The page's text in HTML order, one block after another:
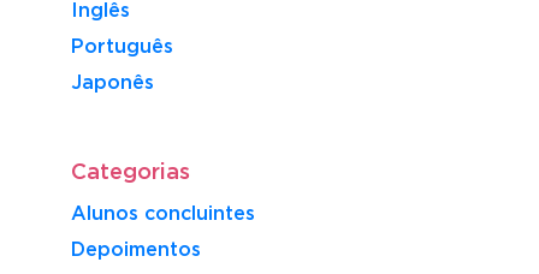
Inglês
Português
​Japonês
Categorias
Alunos concluintes
Depoimentos